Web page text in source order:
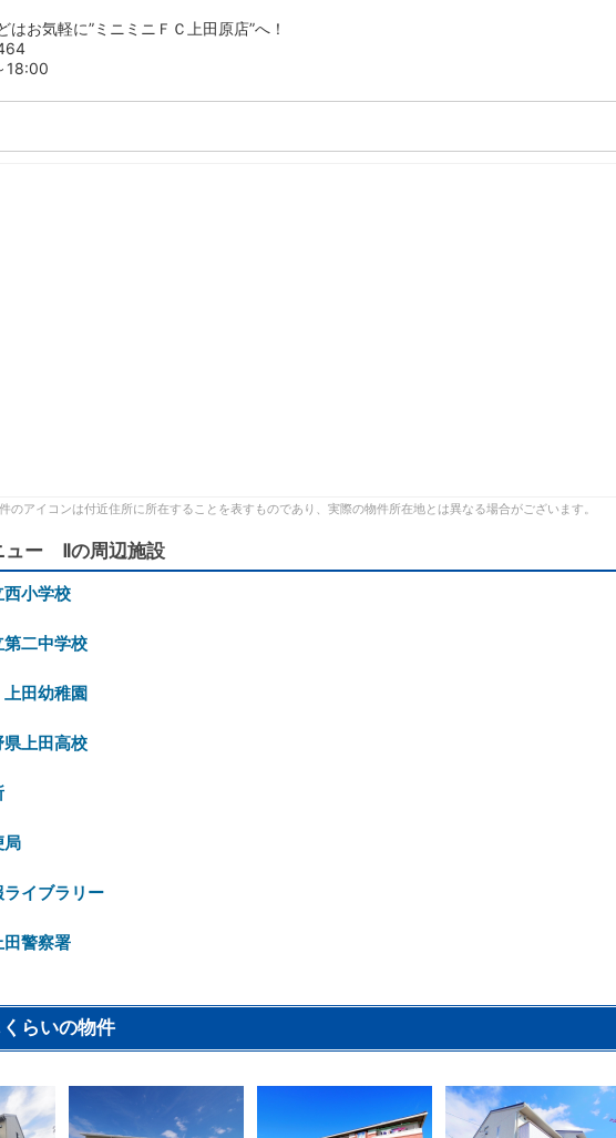
はお気軽に”ミニミニＦＣ上田原店”へ！
18:00
のアイコンは付近住所に所在することを表すものであり、実際の物件所在地とは異なる場合がございます。
ュー Ⅱの周辺施設
小学校
二中学校
田幼稚園
上田高校
局
ライブラリー
警察署
らいの物件